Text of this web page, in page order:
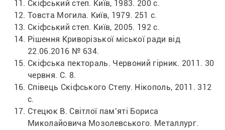
Скіфський степ. Київ, 1983. 200 с.
Товста Могила. Київ, 1979. 251 с.
Скіфський степ. Київ, 2005. 192 с.
Рішення Криворізької міської ради від
22.06.2016 № 634.
Скіфська пектораль. Червоний гірник. 2011. 30
червня. С. 8.
Співець Скіфського Степу. Нікополь, 2011. 312
с.
Стецюк В. Світлої пам’яті Бориса
Миколайовича Мозолевського. Металлург.